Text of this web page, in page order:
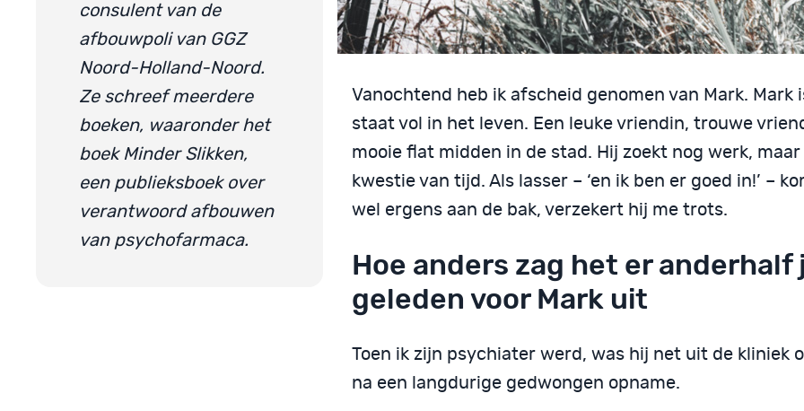
consulent van de
afbouwpoli van GGZ
Noord-Holland-Noord.
Ze schreef meerdere
boeken, waaronder het
boek Minder Slikken,
een publieksboek over
verantwoord afbouwen
van psychofarmaca.
Vanochtend heb ik afscheid genomen van Mark. Mark
staat vol in het leven. Een leuke vriendin, trouwe
mooie flat midden in de stad. Hij zoekt nog werk,
kwestie van tijd. Als lasser – ‘en ik ben er goed in!’ –
wel ergens aan de bak, verzekert hij me trots.
Hoe anders zag het er anderhalf
geleden voor Mark uit
Toen ik zijn psychiater werd, was hij net uit de kliniek
na een langdurige gedwongen opname.